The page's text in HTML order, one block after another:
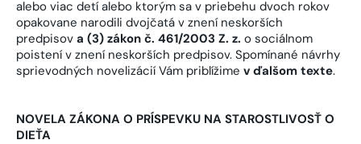
alebo viac detí alebo ktorým sa v priebehu dvoch rokov
opakovane narodili dvojčatá v znení neskorších
predpisov a (3) zákon č. 461/2003 Z. z. o sociálnom
poistení v znení neskorších predpisov. Spomínané návrhy
sprievodných novelizácií Vám priblížime v ďalšom texte.
NOVELA ZÁKONA O PRÍSPEVKU NA STAROSTLIVOSŤ O
DIEŤA